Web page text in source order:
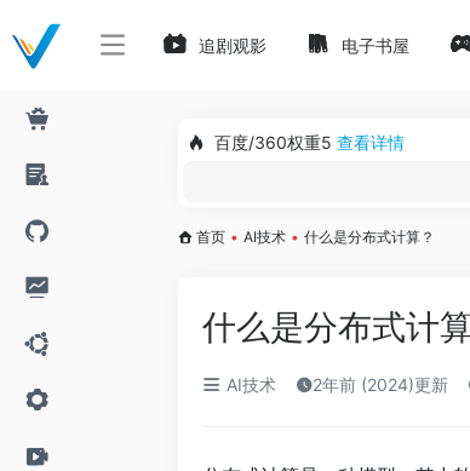
追剧观影 电子书屋
百度/360权重5 查看详情
首页 • AI技术 • 什么是分布式计算？
什么是分布式计
AI技术 2年前 (2024)更新